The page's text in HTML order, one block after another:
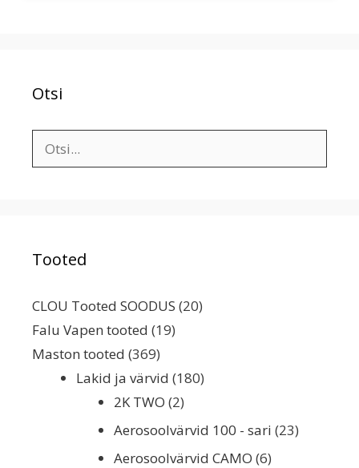
Otsi
for:
Tooted
CLOU Tooted SOODUS (20)
Falu Vapen tooted (19)
Maston tooted (369)
Lakid ja värvid (180)
2K TWO (2)
Aerosoolvärvid 100 - sari (23)
Aerosoolvärvid CAMO (6)